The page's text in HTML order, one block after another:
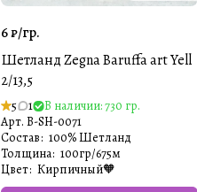
6 ₽/гр.
Шетланд Zegna Baruffa art Yell
2/13,5
5 1
В наличии: 730 гр.
Арт. B-SH-0071
Состав: 100% Шетланд
Толщина: 100гр/675м
Цвет: Кирпичный🧡